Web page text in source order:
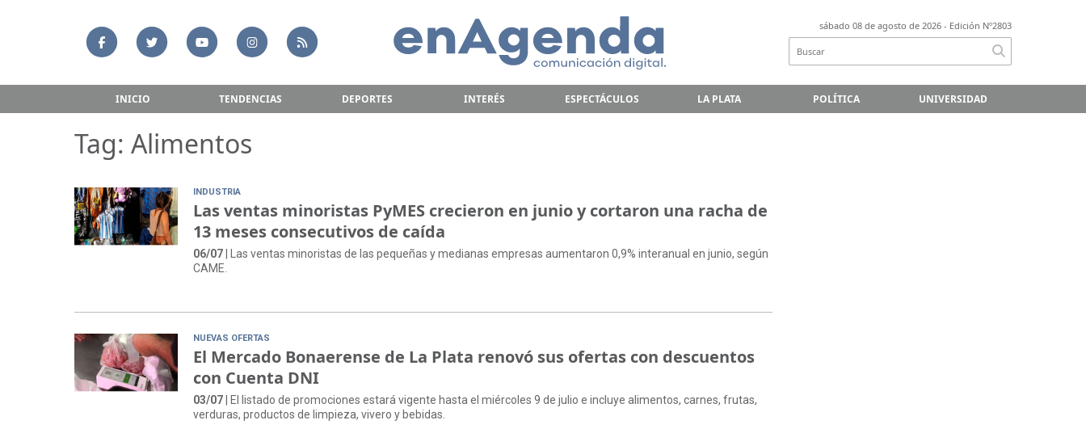
sábado 08 de agosto de 2026 - Edición Nº2803
INICIO TENDENCIAS DEPORTES INTERÉS ESPECTÁCULOS LA PLATA POLÍTICA UNIVERSIDAD
Tag: Alimentos
INDUSTRIA
Las ventas minoristas PyMES crecieron en junio y cortaron una racha de
13 meses consecutivos de caída
06/07 | Las ventas minoristas de las pequeñas y medianas empresas aumentaron 0,9% interanual en junio, según
CAME.
NUEVAS OFERTAS
El Mercado Bonaerense de La Plata renovó sus ofertas con descuentos
con Cuenta DNI
03/07 | El listado de promociones estará vigente hasta el miércoles 9 de julio e incluye alimentos, carnes, frutas,
verduras, productos de limpieza, vivero y bebidas.